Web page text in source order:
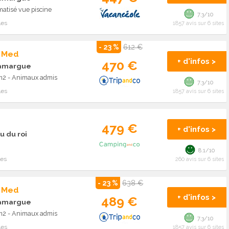
vue piscine
7.3/10
1857 avis sur 6 sites
- Animaux admis
- 23 % 612 €
470 € + d'infos >
7.3/10
1857 avis sur 6 sites
du roi 479 € + d'infos >
8.1/10
260 avis sur 6 sites
- Animaux admis
- 23 % 638 €
489 € + d'infos >
7.3/10
1857 avis sur 6 sites